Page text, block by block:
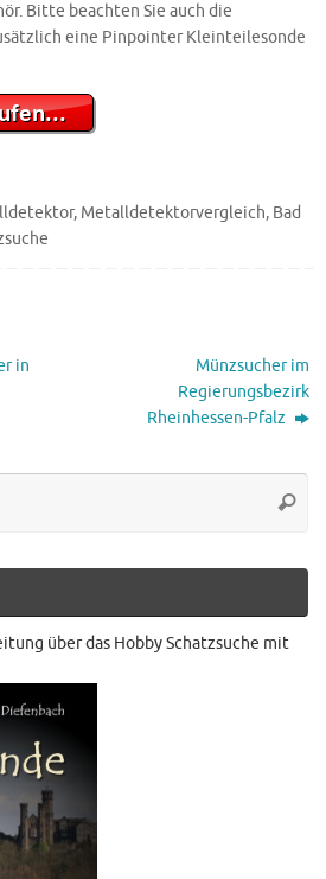
Bitte beachten Sie auch die
eine Pinpointer Kleinteilesonde
Metalldetektorvergleich, Bad
in
Münzsucher im
Regierungsbezirk
Rheinhessen-Pfalz
über das Hobby Schatzsuche mit